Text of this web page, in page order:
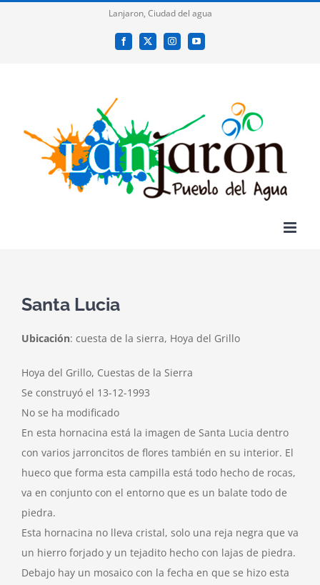
Lanjaron, Ciudad del agua
Facebook
X InstagramYouTube
Santa Lucia
Ubicación: cuesta de la sierra, Hoya del Grillo
Hoya del Grillo, Cuestas de la Sierra
Se construyó el 13-12-1993
No se ha modificado
En esta hornacina está la imagen de Santa Lucia dentro
con varios jarroncitos de flores también en su interior. El
hueco que forma esta campilla está todo hecho de rocas,
va en conjunto con el entorno que es un balate todo de
piedra.
Esta hornacina no lleva cristal, solo una reja negra que va
un hierro forjado y un tejadito hecho con lajas de piedra.
Debajo hay un mosaico con la fecha en que se hizo esta